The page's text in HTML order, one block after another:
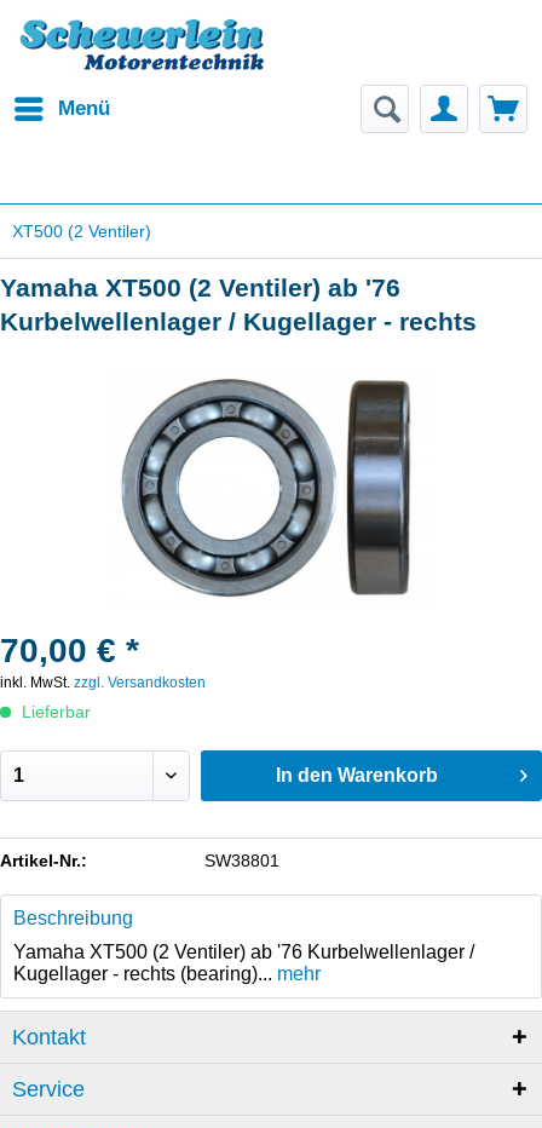
Menü
XT500 (2 Ventiler)
Yamaha XT500 (2 Ventiler) ab '76
Kurbelwellenlager / Kugellager - rechts
70,00 € *
inkl. MwSt. zzgl. Versandkosten
Lieferbar
In den Warenkorb
Artikel-Nr.: SW38801
Beschreibung
Yamaha XT500 (2 Ventiler) ab '76 Kurbelwellenlager /
Kugellager - rechts (bearing)... mehr
Kontakt
Service